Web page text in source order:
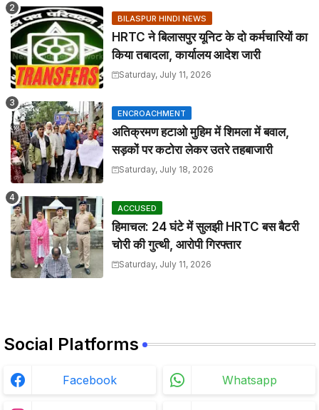
BILASPUR HINDI NEWS
HRTC ने बिलासपुर यूनिट के दो कर्मचारियों का
किया तबादला, कार्यालय आदेश जारी
Saturday, July 11, 2026
ENCROACHMENT
अतिक्रमण हटाओ मुहिम में शिमला में बवाल,
सड़कों पर कटोरा लेकर उतरे तहबाजारी
Saturday, July 18, 2026
ACCUSED
हिमाचल: 24 घंटे में सुलझी HRTC बस बैटरी
चोरी की गुत्थी, आरोपी गिरफ्तार
Saturday, July 11, 2026
Social Platforms
Facebook Whatsapp